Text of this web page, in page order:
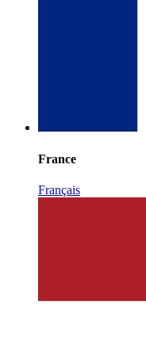
France
Français